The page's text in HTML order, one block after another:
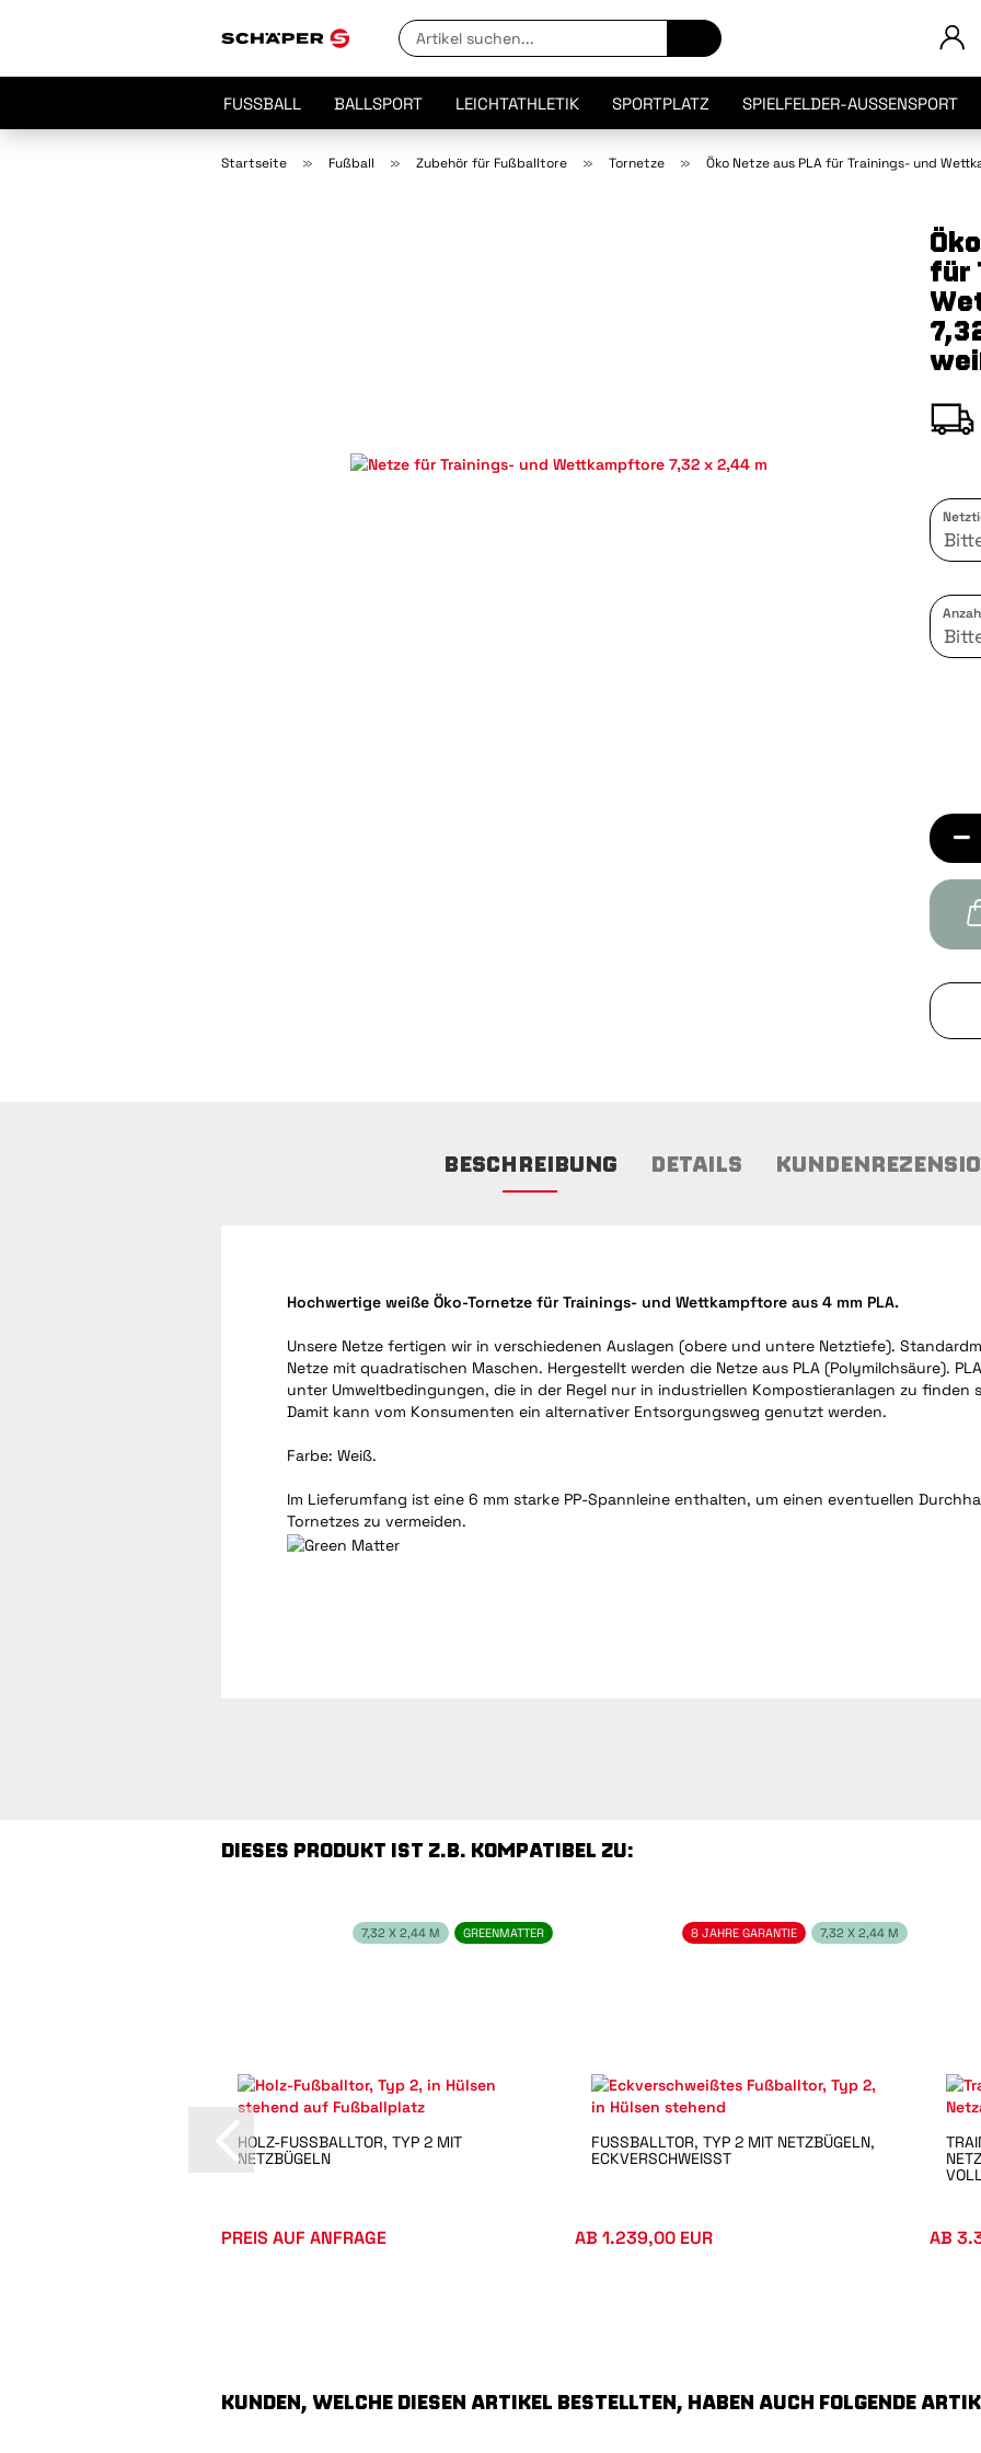
Artikel
suchen...
FUSSBALL BALLSPORT LEICHTATHLETIK SPORTPLATZ SPIELFELDER-AUSSENSPORT
Startseite » Fußball » Zubehör für Fußballtore » Tornetze » Öko Netze aus PLA für Trainings- und
für
BESCHREIBUNG DETAILS
Hochwertige weiße Öko-Tornetze für Trainings- und Wettkampftore aus 4 mm PLA.
Unsere Netze fertigen wir in verschiedenen Auslagen (obere und untere Netztiefe).
Netze mit quadratischen Maschen. Hergestellt werden die Netze aus PLA (Polymilchsäure).
unter Umweltbedingungen, die in der Regel nur in industriellen Kompostieranlagen zu finden
Damit kann vom Konsumenten ein alternativer Entsorgungsweg genutzt werden.
Farbe: Weiß.
Im Lieferumfang ist eine 6 mm starke PP-Spannleine enthalten, um einen eventuellen
Tornetzes zu vermeiden.
DIESES PRODUKT IST Z.B. KOMPATIBEL ZU:
7,32 X 2,44 M GREENMATTER
HOLZ-FUSSBALLTOR, TYP 2 MIT N
ETZBÜGELN
PREIS AUF ANFRAGE
8 JAHRE GARANTIE 7,32 X 2,44 M
FUSSBALLTOR, TYP 2 MIT NETZBÜGELN, E
CKVERSCHWEISST
AB 1.239,00 EUR AB
KUNDEN, WELCHE DIESEN ARTIKEL BESTELLTEN, HABEN AUCH FOLGENDE